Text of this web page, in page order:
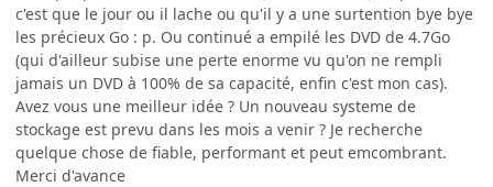
c'est que le jour ou il lache ou qu'il y a une surtention bye bye
les précieux Go : p. Ou continué a empilé les DVD de 4.7Go
(qui d'ailleur subise une perte enorme vu qu'on ne rempli
jamais un DVD à 100% de sa capacité, enfin c'est mon cas).
Avez vous une meilleur idée ? Un nouveau systeme de
stockage est prevu dans les mois a venir ? Je recherche
quelque chose de fiable, performant et peut emcombrant.
Merci d'avance